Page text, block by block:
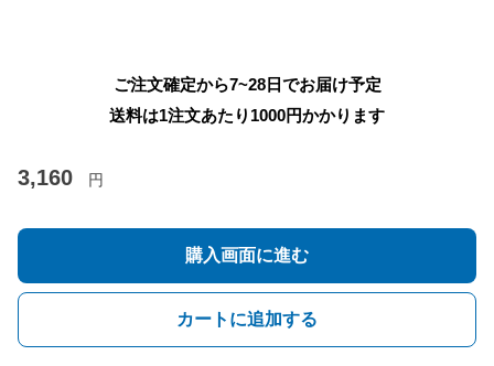
ご注文確定から7~28日でお届け予定
送料は1注文あたり 1000円かかります
3,160 円
購入画面に進む
カートに追加する